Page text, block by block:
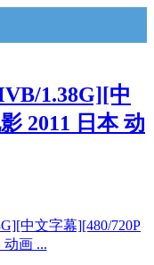
1.38G][中
2011 日本 动